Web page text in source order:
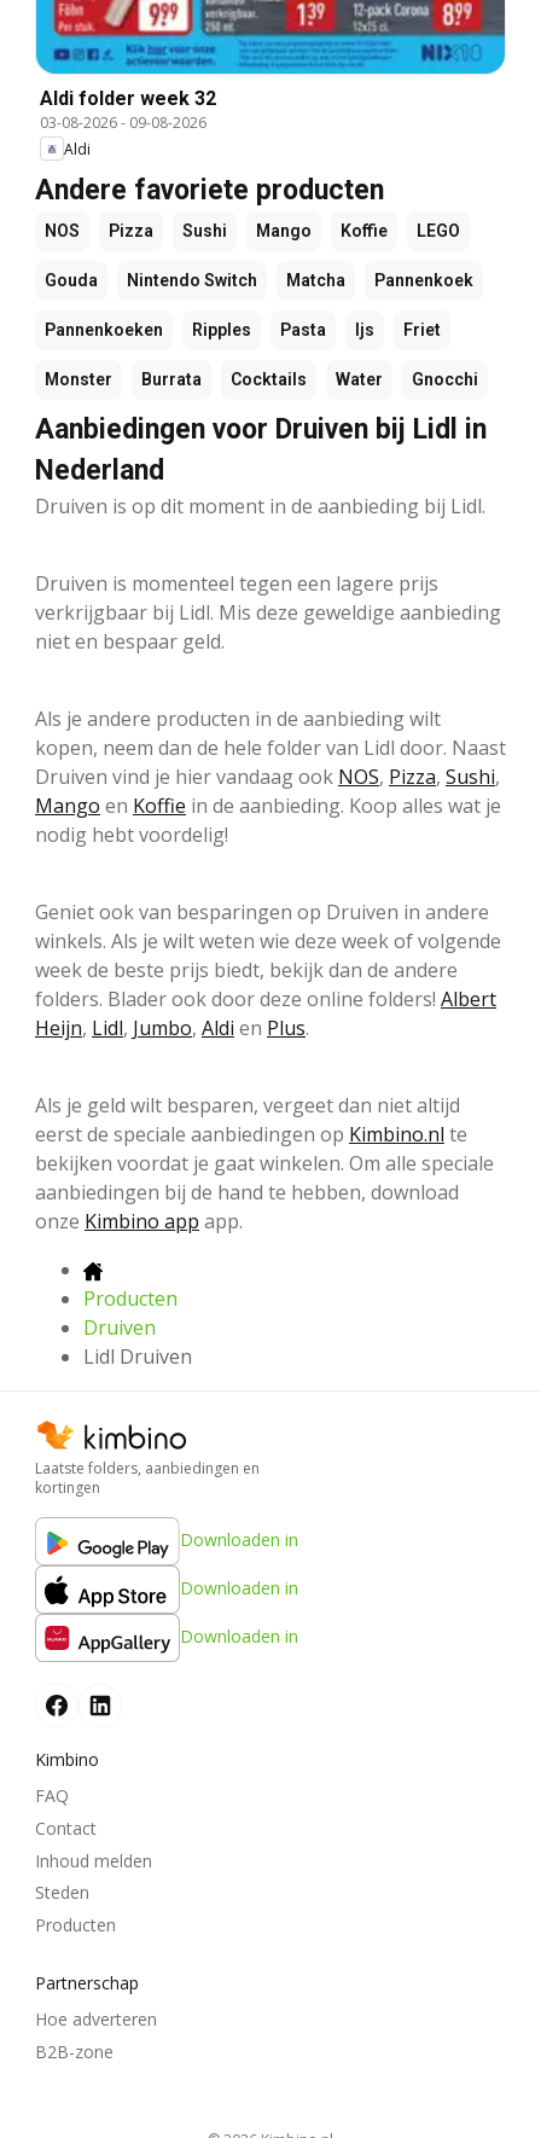
Aldi folder week 32
03-08-2026- 09-08-2026
Aldi
Andere favoriete producten
NOS Pizza Sushi Mango Koffie LEGO
Gouda Nintendo Switch Matcha Pannenkoek
Pannenkoeken Ripples Pasta Ijs Friet
Monster Burrata Cocktails Water Gnocchi
Aanbiedingen voor Druiven bij Lidl in
Nederland
Druiven is op dit moment in de aanbieding bij Lidl.
Druiven is momenteel tegen een lagere prijs
verkrijgbaar bij Lidl. Mis deze geweldige aanbieding
niet en bespaar geld.
Als je andere producten in de aanbieding wilt
kopen, neem dan de hele folder van Lidl door. Naast
Druiven vind je hier vandaag ook NOS, Pizza, Sushi,
Mango en Koffie in de aanbieding. Koop alles wat je
nodig hebt voordelig!
Geniet ook van besparingen op Druiven in andere
winkels. Als je wilt weten wie deze week of volgende
week de beste prijs biedt, bekijk dan de andere
folders. Blader ook door deze online folders! Albert
Heijn, Lidl, Jumbo, Aldi en Plus.
Als je geld wilt besparen, vergeet dan niet altijd
eerst de speciale aanbiedingen op Kimbino.nl te
bekijken voordat je gaat winkelen. Om alle speciale
aanbiedingen bij de hand te hebben, download
onze Kimbino app app.
Producten
Druiven
Lidl Druiven
Laatste folders, aanbiedingen en
kortingen
Downloaden in
Downloaden in
Downloaden in
Kimbino
FAQ
Contact
Inhoud melden
Steden
Producten
Partnerschap
Hoe adverteren
B2B-zone